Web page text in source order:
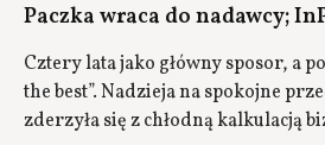
Paczka wraca do nadawcy;
Cztery lata jako główny sposor, a
the best”. Nadzieja na spokojne
zderzyła się z chłodną kalkulacją